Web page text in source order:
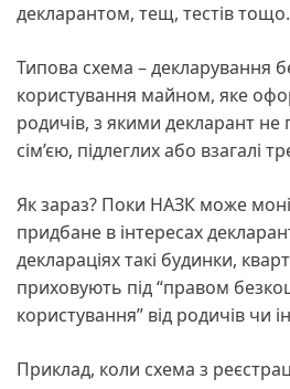
декларантом, тещ, тестів тощо.
Типова схема – декларування
користування майном, яке
родичів, з якими декларант
сім’єю, підлеглих або взагалі
Як зараз? Поки НАЗК може
придбане в інтересах
деклараціях такі будинки,
приховують під “правом
користування” від родичів чи
Приклад, коли схема з